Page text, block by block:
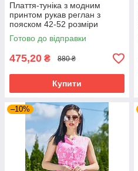
Плаття-туніка з модним
принтом рукав реглан з
пояском 42-52 розміри
Готово до відправки
475,20 ₴ 880 ₴
Купити
–10%